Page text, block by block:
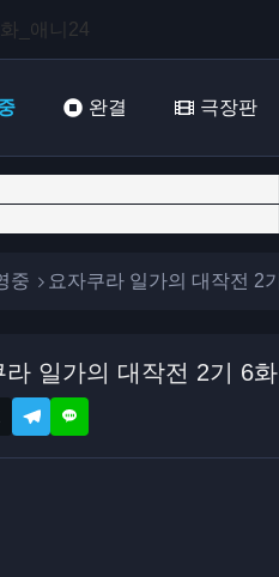
완결 극장판
중 요자쿠라 일가의 대작전 2기
라 일가의 대작전 2기 6화